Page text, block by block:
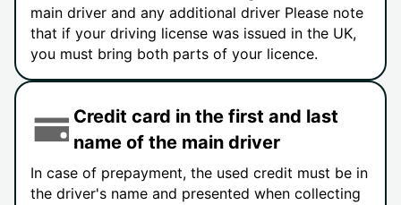
main driver and any additional driver Please note
that if your driving license was issued in the UK,
you must bring both parts of your licence.
Credit card in the first and last
name of the main driver
In case of prepayment, the used credit must be in
the driver's name and presented when collecting